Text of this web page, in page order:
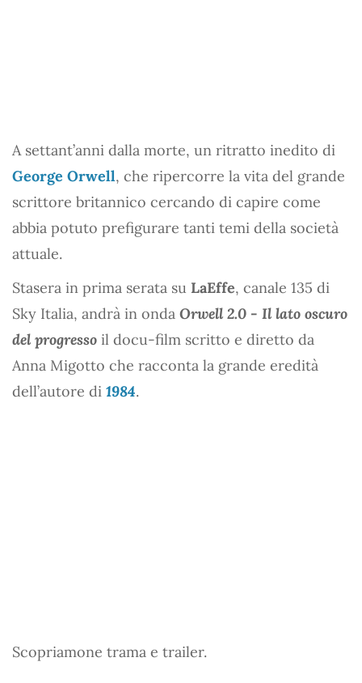
A settant’anni dalla morte, un ritratto inedito di
George Orwell, che ripercorre la vita del grande
scrittore britannico cercando di capire come
abbia potuto prefigurare tanti temi della società
attuale.
Stasera in prima serata su LaEffe, canale 135 di
Sky Italia, andrà in onda Orwell 2.0 - Il lato oscuro
del progresso il docu-film scritto e diretto da
Anna Migotto che racconta la grande eredità
dell’autore di 1984.
Scopriamone trama e trailer.